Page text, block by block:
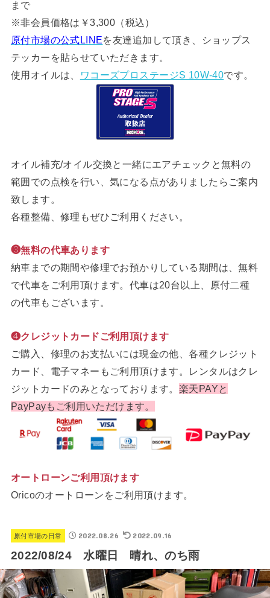
まで
※非会員価格は￥3,300（税込）
原付市場の公式LINEを友達追加して頂き、ショップス
テッカーを貼らせていただきます。
使用オイルは、
ワコーズプロステージS 10W-40です。
オイル補充/オイル交換と一緒にエアチェックと無料の
範囲での点検を行い、気になる点がありましたらご案内
致します。
各種整備、修理もぜひご利用ください。
❸無料の代車あります
納車までの期間や修理でお預かりしている期間は、無料
で代車をご利用頂けます。代車は20台以上、原付二種
の代車もございます。
❹クレジットカードご利用頂けます
ご購入、修理のお支払いには現金の他、各種クレジット
カード、電子マネーもご利用頂けます。レンタルはクレ
ジットカードのみとなっております。 楽天PAYと
PayPayもご利用いただけます。
オートローンご利用頂けます
Oricoのオートローンをご利用頂けます。
原付市場の日常 2022.08.26 2022.09.16
2022/08/24 水曜日 晴れ、のち雨